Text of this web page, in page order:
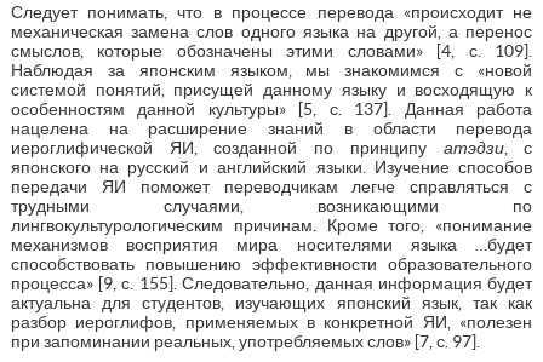
Следует понимать, что в процессе перевода «происходит не
механическая замена слов одного языка на другой, а перенос
смыслов, которые обозначены этими словами» [4, с. 109].
Наблюдая за японским языком, мы знакомимся с «новой
системой понятий, присущей данному языку и восходящую к
особенностям данной культуры» [5, с. 137]. Данная работа
нацелена на расширение знаний в области перевода
иероглифической ЯИ, созданной по принципу атэдзи, с
японского на русский и английский языки. Изучение способов
передачи ЯИ поможет переводчикам легче справляться с
трудными случаями, возникающими по
лингвокультурологическим причинам. Кроме того, «понимание
механизмов восприятия мира носителями языка …будет
способствовать повышению эффективности образовательного
процесса» [9, с. 155]. Следовательно, данная информация будет
актуальна для студентов, изучающих японский язык, так как
разбор иероглифов, применяемых в конкретной ЯИ, «полезен
при запоминании реальных, употребляемых слов» [7, с. 97].